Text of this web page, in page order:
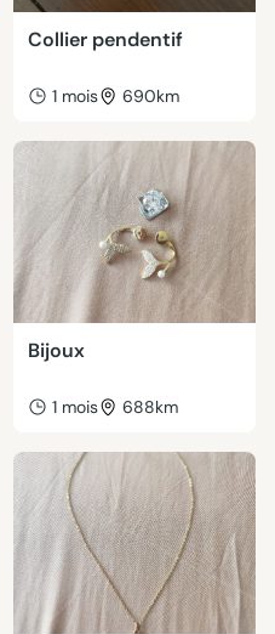
Collier pendentif
1 mois 690km
Bijoux
1 mois 688km